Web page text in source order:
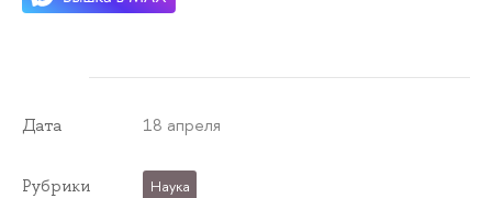
Дата 18 апреля
Рубрики Наука